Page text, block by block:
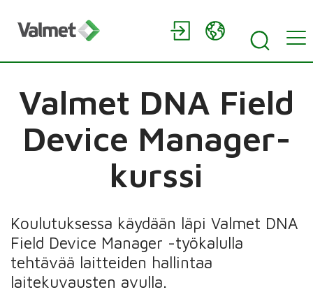
Valmet DNA Field
Device Manager-
kurssi
Koulutuksessa käydään läpi Valmet DNA
Field Device Manager -työkalulla
tehtävää laitteiden hallintaa
laitekuvausten avulla.